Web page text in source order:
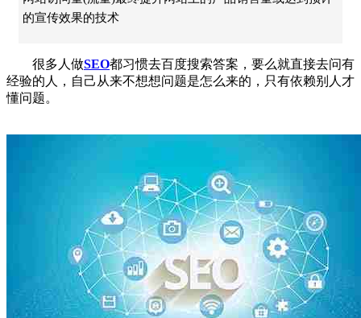
的宣传效果的技术
很多人做SEO都习惯去百度搜索答案，要么就直接去问有
经验的人，自己从来不想想问题是怎么来的，只有依赖别人才
懂问题。